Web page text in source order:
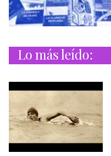
Lo más leído: